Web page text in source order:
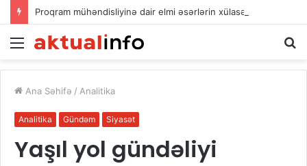
Menu
Ana Səhifə / Analitika
Analitika Gündəm Siyasət
Yaşıl yol gündəliyi